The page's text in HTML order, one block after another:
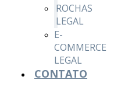
ROCHAS
LEGAL
E-
COMMERCE
LEGAL
CONTATO